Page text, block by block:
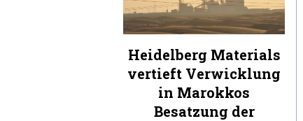
Heidelberg Materials
vertieft Verwicklung
in Marokkos
Besatzung der